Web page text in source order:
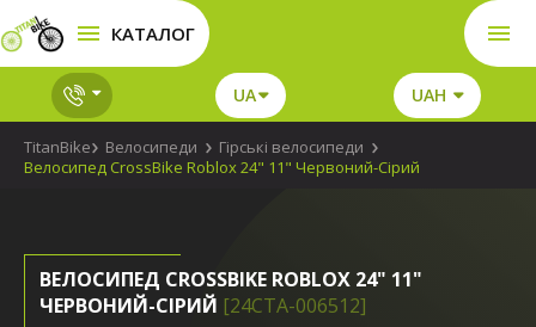
КАТАЛОГ
UA UAH
TitanBike Велосипеди
Гірські велосипеди
Велосипед CrossBike Roblox 24" 11" Червоний-Сірий
ВЕЛОСИПЕД CROSSBIKE ROBLOX 24" 11"
ЧЕРВОНИЙ-СІРИЙ [24СTA-006512]